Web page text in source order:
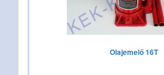
Olajemelő 16T